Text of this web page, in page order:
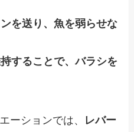
を送り、魚を弱らせな
することで、バラシを
ーションでは、 レバー